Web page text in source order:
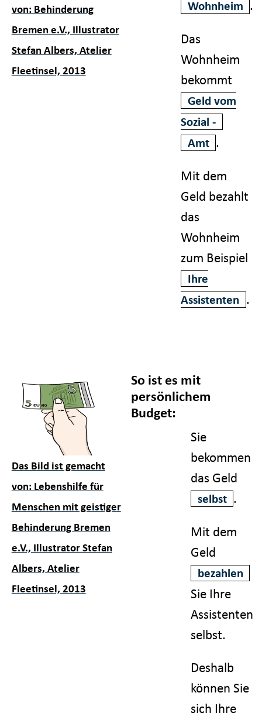
von: Behinderung
Bremen e.V., Illustrator
Stefan Albers, Atelier
Fleetinsel, 2013
Wohnheim .
Das
Wohnheim
bekommt
Geld vom
Sozial -
Amt .
Mit dem
Geld bezahlt
das
Wohnheim
zum Beispiel
Ihre
Assistenten .
Das Bild ist gemacht
von: Lebenshilfe für
Menschen mit geistiger
Behinderung Bremen
e.V., Illustrator Stefan
Albers, Atelier
Fleetinsel, 2013
So ist es mit
persönlichem
Budget:
Sie
bekommen
das Geld
selbst .
Mit dem
Geld
bezahlen
Sie Ihre
Assistenten
selbst.
Deshalb
können Sie
sich Ihre